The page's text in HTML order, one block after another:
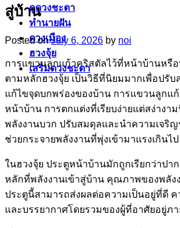
ดูดวงชะตา
ทำนายฝัน
ดวงเมือง
ฮวงจุ้ย
เสริมดวงชะตา
สู่บ้าน
Posted onJuly 6, 2026 by noi
การแขวนลูกแก้วคริสตัลไว้ที่หน้าบ้านหรือ
ตามหลักฮวงจุ้ย เป็นวิธีที่นิยมมากเพื่อปรับ
แก้ไขจุดบกพร่องของบ้าน การแขวนลูกแ
หน้าบ้าน การตกแต่งที่เรียบง่ายแต่สง่างา
พลังงานบวก ปรับสมดุลและนำความเจริญ
ช่วยกระจายพลังงานที่พุ่งเข้ามาแรงเกินไป
ในฮวงจุ้ย ประตูหน้าบ้านมักถูกเรียกว่าปา
หลักที่พลังงานเข้าสู่บ้าน คุณภาพของพลัง
ประตูนี้สามารถส่งผลต่อความเป็นอยู่ที่ดี
และบรรยากาศโดยรวมของผู้ที่อาศัยอยู่ภ